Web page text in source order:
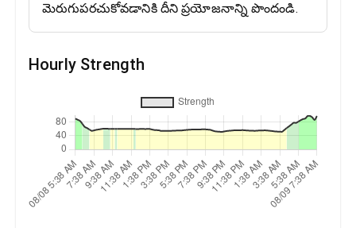
మెరుగుపరచుకోవడానికి దీని ప్రయోజనాన్ని పొందండి.
Hourly Strength